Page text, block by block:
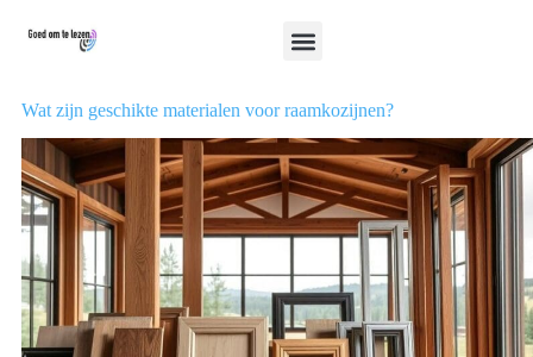
Wat zijn geschikte materialen voor raamkozijnen?